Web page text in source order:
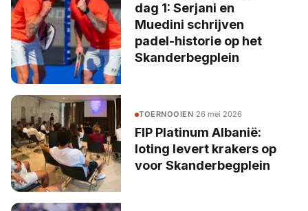
dag 1: Serjani en
Muedini schrijven
padel-historie op het
Skanderbegplein
TOERNOOIEN·26 mei 2026
FIP Platinum Albanië:
loting levert krakers op
voor Skanderbegplein